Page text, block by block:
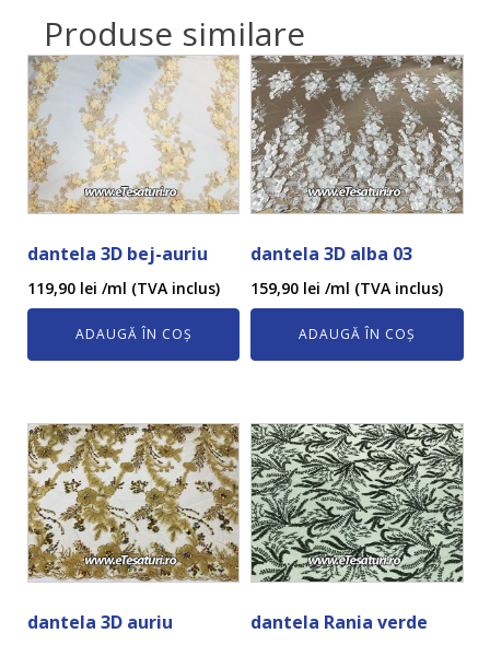
Produse similare
dantela 3D bej-auriu
119,90 lei /ml (TVA inclus)
ADAUGĂ ÎN COȘ
dantela 3D alba 03
159,90 lei /ml (TVA inclus)
ADAUGĂ ÎN COȘ
dantela 3D auriu dantela Rania verde